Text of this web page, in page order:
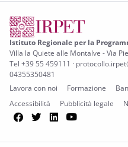
Istituto Regionale per la
Villa la Quiete alle Montalve - Via
Tel +39 55 459111 ·
04355350481
Lavora con noi
Formazione
Accessibilità
Pubblicità legale
Facebook
TwitterLinkedIn